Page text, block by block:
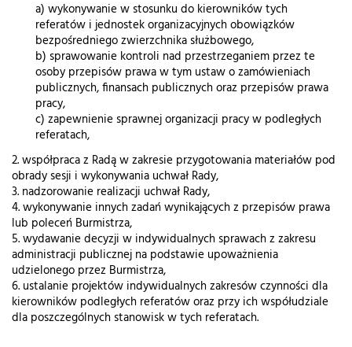
a) wykonywanie w stosunku do kierowników tych
referatów i jednostek organizacyjnych obowiązków
bezpośredniego zwierzchnika służbowego,
b) sprawowanie kontroli nad przestrzeganiem przez te
osoby przepisów prawa w tym ustaw o zamówieniach
publicznych, finansach publicznych oraz przepisów prawa
pracy,
c) zapewnienie sprawnej organizacji pracy w podległych
referatach,
2. współpraca z Radą w zakresie przygotowania materiałów pod
obrady sesji i wykonywania uchwał Rady,
3. nadzorowanie realizacji uchwał Rady,
4. wykonywanie innych zadań wynikających z przepisów prawa
lub poleceń Burmistrza,
5. wydawanie decyzji w indywidualnych sprawach z zakresu
administracji publicznej na podstawie upoważnienia
udzielonego przez Burmistrza,
6. ustalanie projektów indywidualnych zakresów czynności dla
kierowników podległych referatów oraz przy ich współudziale
dla poszczególnych stanowisk w tych referatach.